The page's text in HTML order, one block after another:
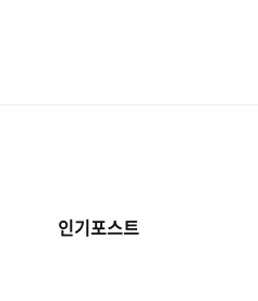
인기포스트